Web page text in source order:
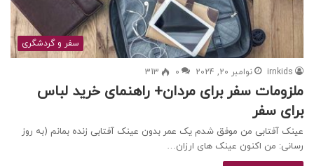
سفر و گردشگری
irnkids نوامبر 20, 2024 0
313
ملزومات سفر برای مردان+ راهنمای خرید لباس
برای سفر
عینک آفتابی من موفق شدم یک عمر بدون عینک آفتابی زنده بمانم (به روز
رسانی: من اکنون عینک های ارزان…